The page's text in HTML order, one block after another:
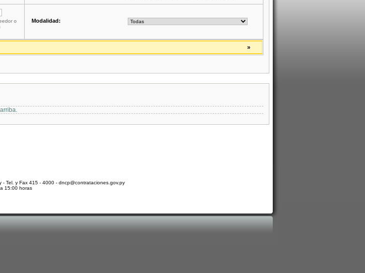
o
Modalidad:
»
Tel. y Fax 415 - 4000 - dncp@contrataciones.gov.py
15:00 horas